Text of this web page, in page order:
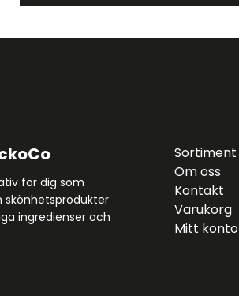
för dig som
skönhetsprodukter
ingredienser och
Sortiment
Om oss
Kontakt
Varukorg
Mitt konto